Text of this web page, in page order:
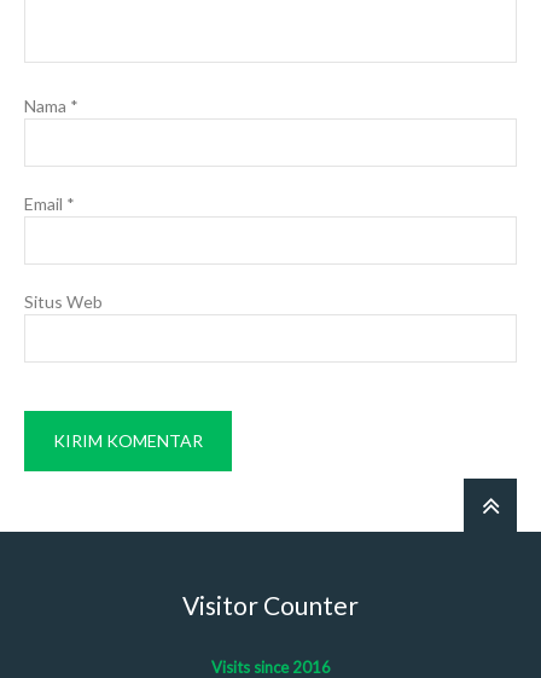
Nama *
Email *
Situs Web
Visitor Counter
Visits since 2016